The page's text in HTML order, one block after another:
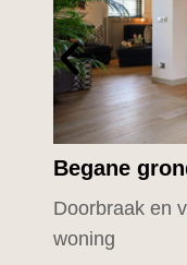
Begane
Doorbraak en
woning